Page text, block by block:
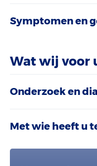
Symptomen en
Wat wij voor
Onderzoek en
Met wie heeft u